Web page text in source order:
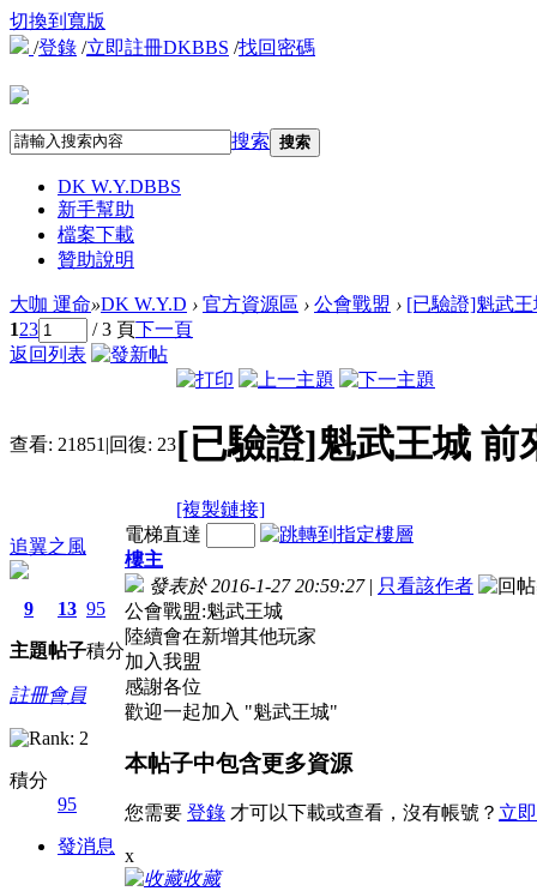
切換到寬版
/登錄 /立即註冊DKBBS /找回密碼
搜索 搜索
DK W.Y.DBBS
新手幫助
檔案下載
贊助說明
大咖 運命»DK W.Y.D › 官方資源區 › 公會戰盟 › [已驗證]魁武
123 / 3 頁下一頁
返回列表
查看: 21851 |回復: 23[已驗證]魁武王城 前
[複製鏈接]
追翼之風
9
主題
13
帖子
95
積分
註冊會員
積分
95
發消息
電梯直達
樓主
發表於 2016-1-27 20:59:27 | 只看該作者
公會戰盟:魁武王城
陸續會在新增其他玩家
加入我盟
感謝各位
歡迎一起加入 "魁武王城"
本帖子中包含更多資源
您需要 登錄 才可以下載或查看，沒有帳號？ 立
x
收藏